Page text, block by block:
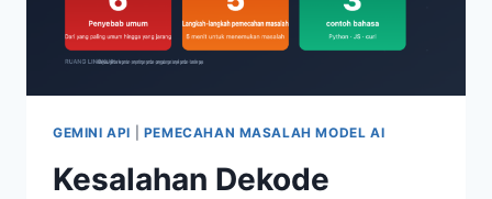
VERSI
NPM)
GEMINI API PEMECAHAN MASALAH MODEL AI
Kesalahan Dekode